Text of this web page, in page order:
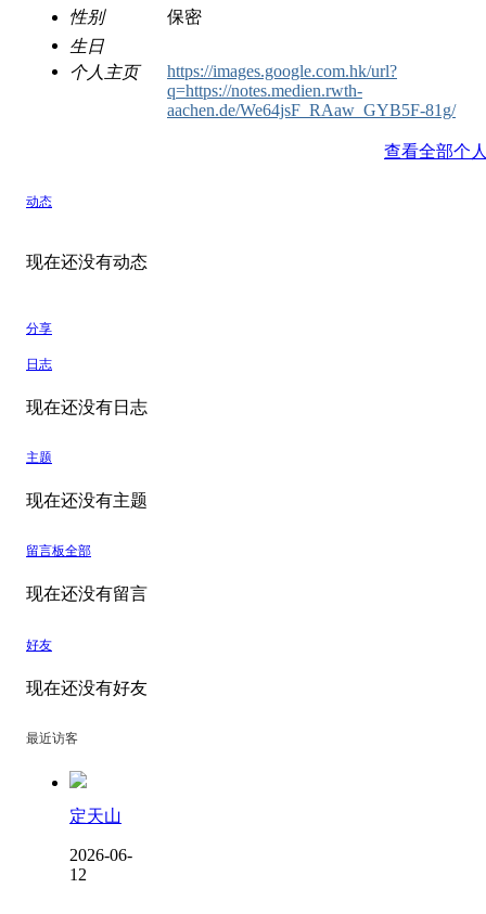
性别
保密
生日
个人主页
https://images.google.com.hk/url?
q=https://notes.medien.rwth-
aachen.de/We64jsF_RAaw_GYB5F-81g/
查看全部个
动态
现在还没有动态
分享
日志
现在还没有日志
主题
现在还没有主题
留言板全部
现在还没有留言
好友
现在还没有好友
最近访客
定天山
2026-06-
12